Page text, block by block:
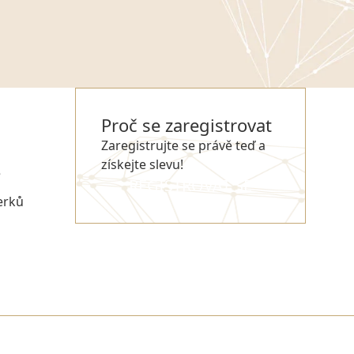
Proč se zaregistrovat
Zaregistrujte se právě teď a
získejte slevu!
REGISTROVAT SE